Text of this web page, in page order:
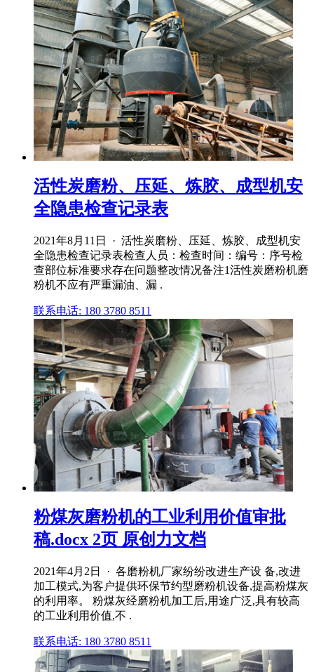
活性炭磨粉、压延、炼胶、成型机安
全隐患检查记录表
2021年8月11日 · 活性炭磨粉、压延、炼胶、成型机安
全隐患检查记录表检查人员：检查时间：编号：序号检
查部位标准要求存在问题整改情况备注1活性炭磨粉机磨
粉机不应有严重漏油、漏 .
联系电话: 180 3780 8511
粉煤灰磨粉机的工业利用价值审批
稿.docx 2页 原创力文档
2021年4月2日 · 各磨粉机厂家纷纷改进生产设 备,改进
加工模式,为客户提供环保节约型磨粉机设备,提高粉煤灰
的利用率。 粉煤灰经磨粉机加工后,用途广泛,具有较高
的工业利用价值,不 .
联系电话: 180 3780 8511